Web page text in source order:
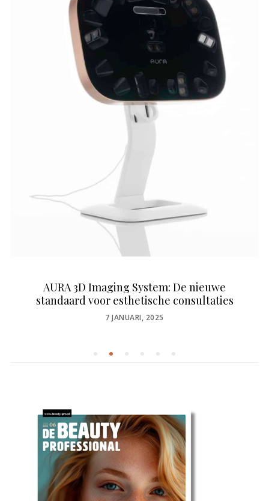
AURA 3D Imaging System: De nieuwe
standaard voor esthetische consultaties
POSTED
7 JANUARI, 2025